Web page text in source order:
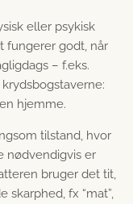
eller psykisk
fungerer godt, når
– f.eks.
krydsbogstaverne:
hjemme.
tilstand, hvor
nødvendigvis er
bruger det tit,
skarphed, fx “mat”,